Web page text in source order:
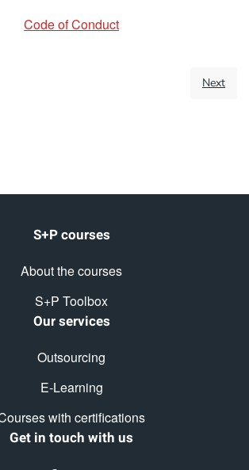
Code of Conduct
Next
S+P courses
About the courses
S+P Toolbox
Our services
Outsourcing
E-Learning
with certifications
Get in touch with us